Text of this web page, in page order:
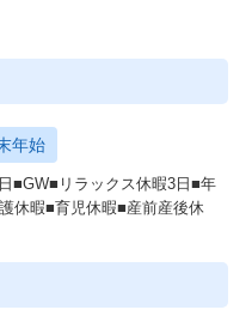
年始
■GW■リラックス休暇3日■年
休暇■育児休暇■産前産後休